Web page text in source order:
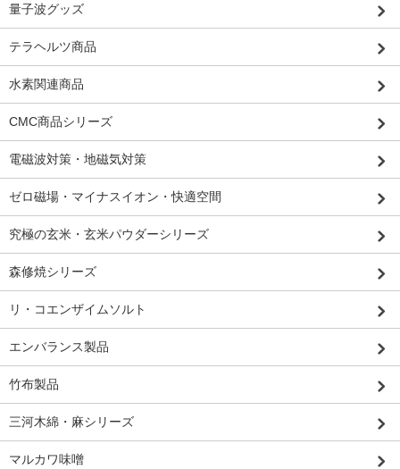
量子波グッズ
テラヘルツ商品
水素関連商品
CMC商品シリーズ
電磁波対策・地磁気対策
ゼロ磁場・マイナスイオン・快適空間
究極の玄米・玄米パウダーシリーズ
森修焼シリーズ
リ・コエンザイムソルト
エンバランス製品
竹布製品
三河木綿・麻シリーズ
マルカワ味噌